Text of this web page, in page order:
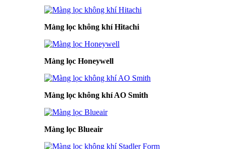
Màng lọc không khí Hitachi
Màng lọc Honeywell
Màng lọc không khí AO Smith
Màng lọc Blueair